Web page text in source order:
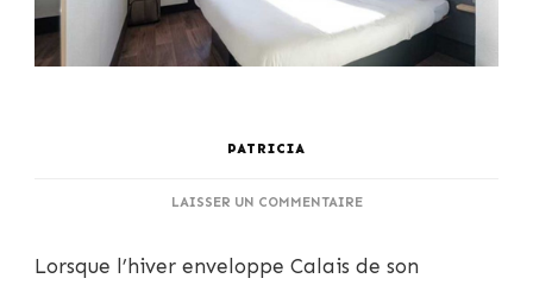
PATRICIA
LAISSER UN COMMENTAIRESUR
MÉMORABLE
Lorsque l’hiver enveloppe Calais de son